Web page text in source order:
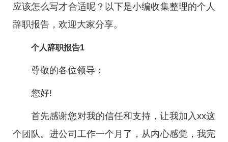
应该怎么写才合适呢？以下是小编收集整理的个人
辞职报告，欢迎大家分享。
个人辞职报告1
尊敬的各位领导：
您好!
首先感谢您对我的信任和支持，让我加入xx这
个团队。进公司工作一个月了，从内心感觉，我完